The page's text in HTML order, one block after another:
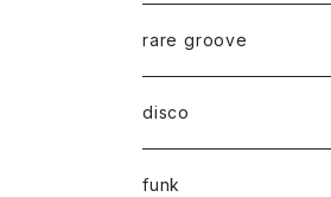
rare groove
disco
funk